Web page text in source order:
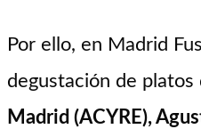
Por ello, en Madrid
degustación de platos
Madrid (ACYRE),